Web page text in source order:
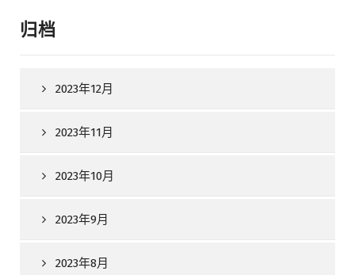
归档
2023年12月
2023年11月
2023年10月
2023年9月
2023年8月